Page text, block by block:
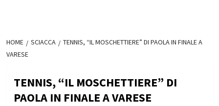
HOME SCIACCA
TENNIS, “IL MOSCHETTIERE” DI PAOLA IN FINALE A
VARESE
TENNIS, “IL MOSCHETTIERE” DI
PAOLA IN FINALE A VARESE